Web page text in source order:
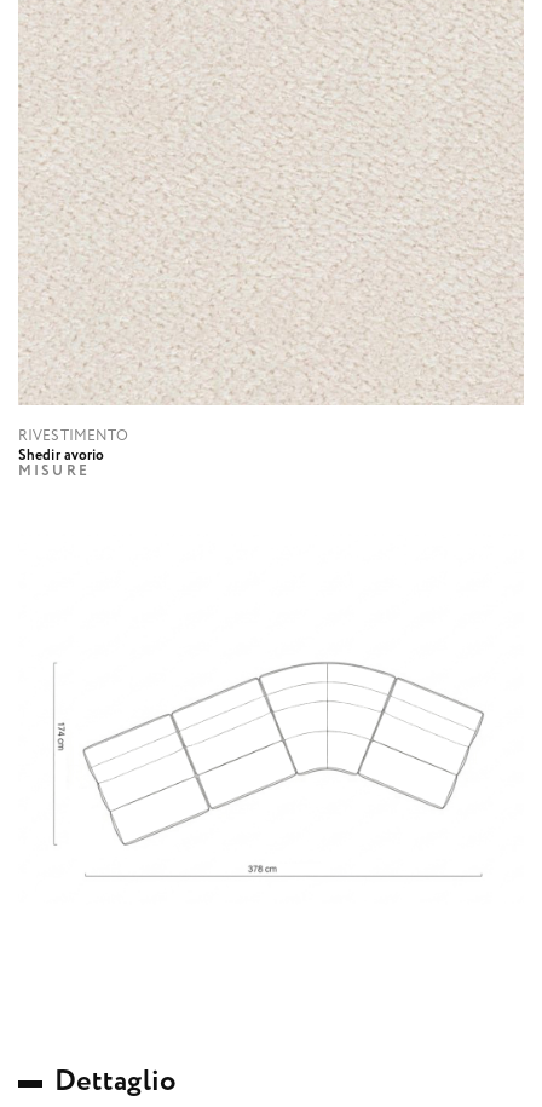
RIVESTIMENTO
Shedir avorio
MISURE
Dettaglio